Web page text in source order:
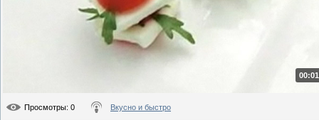
Просмотры: 0 Вкусно и быстро